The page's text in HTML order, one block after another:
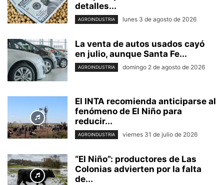
detalles...
AGROINDUSTRIA lunes 3 de agosto de 2026
La venta de autos usados cayó
en julio, aunque Santa Fe...
AGROINDUSTRIA domingo 2 de agosto de 2026
El INTA recomienda anticiparse al
fenómeno de El Niño para
reducir...
AGROINDUSTRIA viernes 31 de julio de 2026
“El Niño”: productores de Las
Colonias advierten por la falta
de...